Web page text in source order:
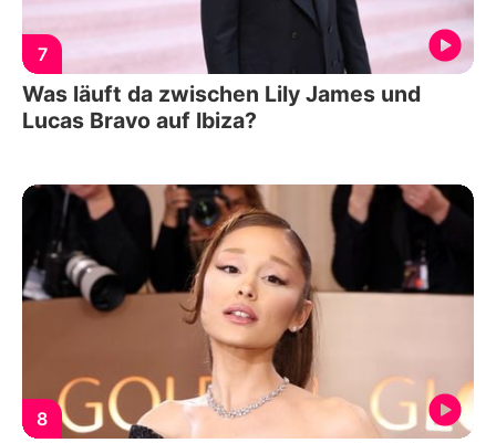
7
Was läuft da zwischen Lily James und
Lucas Bravo auf Ibiza?
8